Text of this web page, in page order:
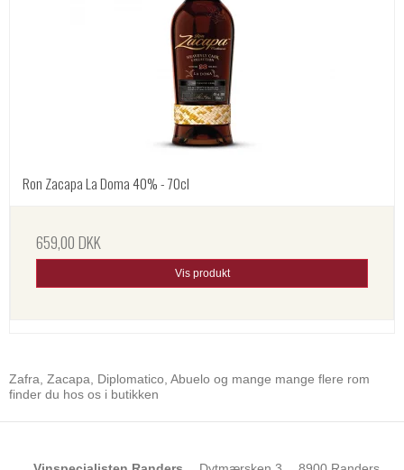
Ron Zacapa La Doma 40% - 70cl
659,00 DKK
Vis produkt
Zafra, Zacapa, Diplomatico, Abuelo og mange mange flere rom
finder du hos os i butikken